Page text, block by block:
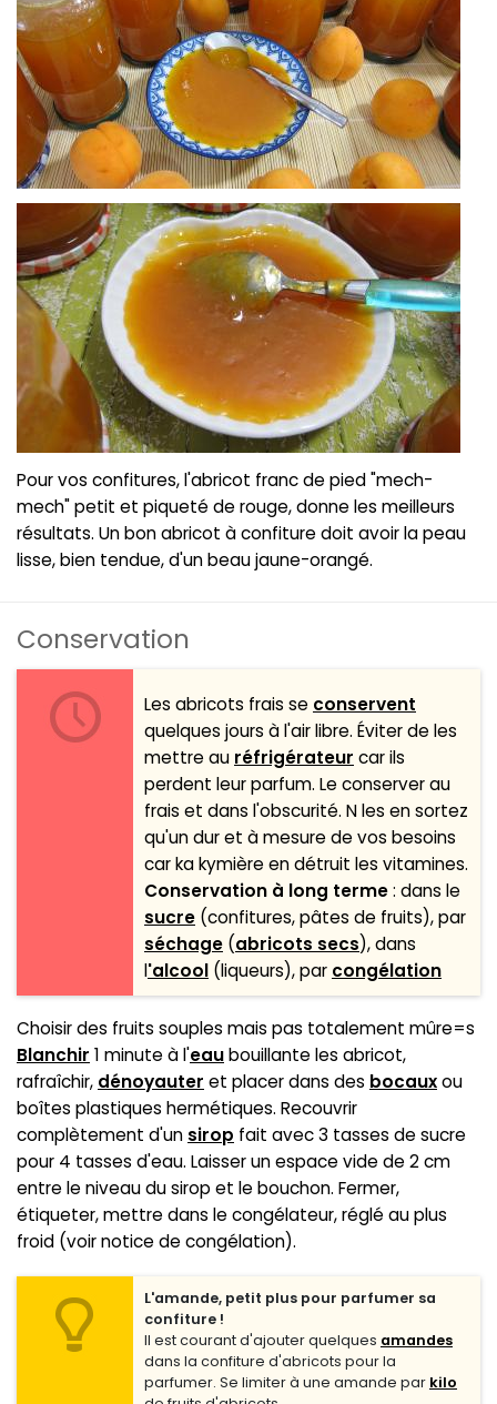
Pour vos confitures, l'abricot franc de pied "mech-
mech" petit et piqueté de rouge, donne les meilleurs
résultats. Un bon abricot à confiture doit avoir la peau
lisse, bien tendue, d'un beau jaune-orangé.
Conservation
Les abricots frais se conservent
quelques jours à l'air libre. Éviter de les
mettre au réfrigérateur car ils
perdent leur parfum. Le conserver au
frais et dans l'obscurité. N les en sortez
qu'un dur et à mesure de vos besoins
car ka kymière en détruit les vitamines.
Conservation à long terme: dans le
sucre (confitures, pâtes de fruits), par
séchage (abricots secs), dans
l'alcool (liqueurs), par congélation
Choisir des fruits souples mais pas totalement mûre=s
Blanchir 1 minute à l'eaubouillante les abricot,
rafraîchir, dénoyauter et placer dans des bocauxou
boîtes plastiques hermétiques. Recouvrir
complètement d'unsirop fait avec 3 tasses de sucre
pour 4 tasses d'eau. Laisser un espace vide de 2 cm
entre le niveau du sirop et le bouchon. Fermer,
étiqueter, mettre dans le congélateur, réglé au plus
froid (voir notice de congélation).
L'amande, petit plus pour parfumer sa
confiture !
Il est courant d'ajouter quelques amandes
dans la confiture d'abricots pour la
parfumer. Se limiter à une amande par kilo